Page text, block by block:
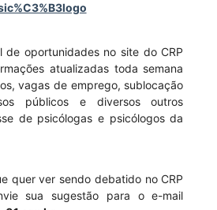
de oportunidades no site do CRP
atualizadas toda semana
vagas de emprego, sublocação
públicos e diversos outros
de psicólogas e psicólogos da
quer ver sendo debatido no CRP
sua sugestão para o e-mail